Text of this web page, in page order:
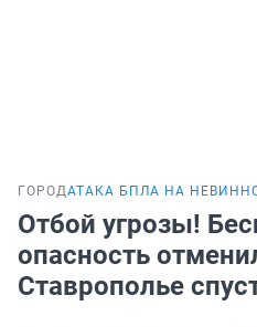
ГОРОДАТАКА БПЛА НА
Отбой угрозы!
опасность
Ставрополье